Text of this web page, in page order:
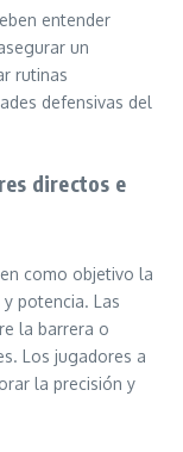
entender
un
rutinas
defensivas del
directos e
como objetivo la
potencia. Las
la barrera o
Los jugadores a
la precisión y